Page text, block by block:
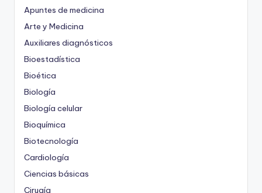
Apuntes de medicina
Arte y Medicina
Auxiliares diagnósticos
Bioestadística
Bioética
Biología
Biología celular
Bioquímica
Biotecnología
Cardiología
Ciencias básicas
Cirugía